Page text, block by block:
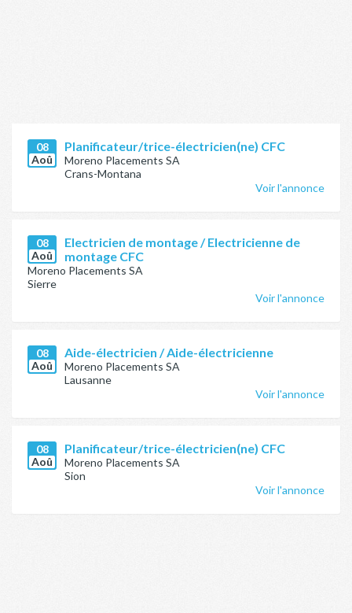
08
Aoû
Planificateur/trice-électricien(ne) CFC
Moreno Placements SA
Crans-Montana
Voir l'annonce
08
Aoû
Electricien de montage / Electricienne de
montage CFC
Moreno Placements SA
Sierre
Voir l'annonce
08
Aoû
Aide-électricien / Aide-électricienne
Moreno Placements SA
Lausanne
Voir l'annonce
08
Aoû
Planificateur/trice-électricien(ne) CFC
Moreno Placements SA
Sion
Voir l'annonce